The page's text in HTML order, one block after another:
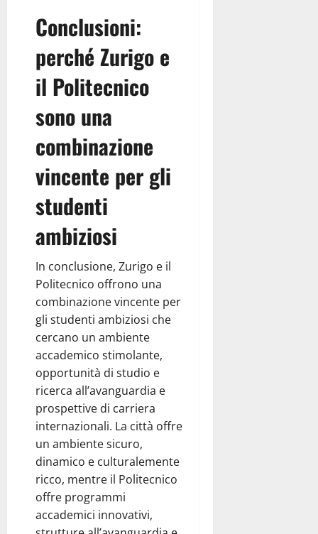
Conclusioni:
perché Zurigo e
il Politecnico
sono una
combinazione
vincente per gli
studenti
ambiziosi
In conclusione, Zurigo e il
Politecnico offrono una
combinazione vincente per
gli studenti ambiziosi che
cercano un ambiente
accademico stimolante,
opportunità di studio e
ricerca all’avanguardia e
prospettive di carriera
internazionali. La città offre
un ambiente sicuro,
dinamico e culturalemente
ricco, mentre il Politecnico
offre programmi
accademici innovativi,